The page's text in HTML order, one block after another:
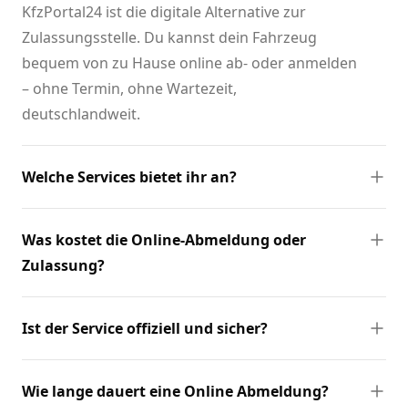
KfzPortal24 ist die digitale Alternative zur
Zulassungsstelle. Du kannst dein Fahrzeug
bequem von zu Hause online ab- oder anmelden
– ohne Termin, ohne Wartezeit,
deutschlandweit.
Welche Services bietet ihr an?
Was kostet die Online-Abmeldung oder
Zulassung?
Ist der Service offiziell und sicher?
Wie lange dauert eine Online Abmeldung?